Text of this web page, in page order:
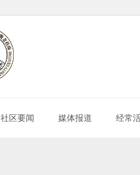
社区要闻 媒体报道 经常